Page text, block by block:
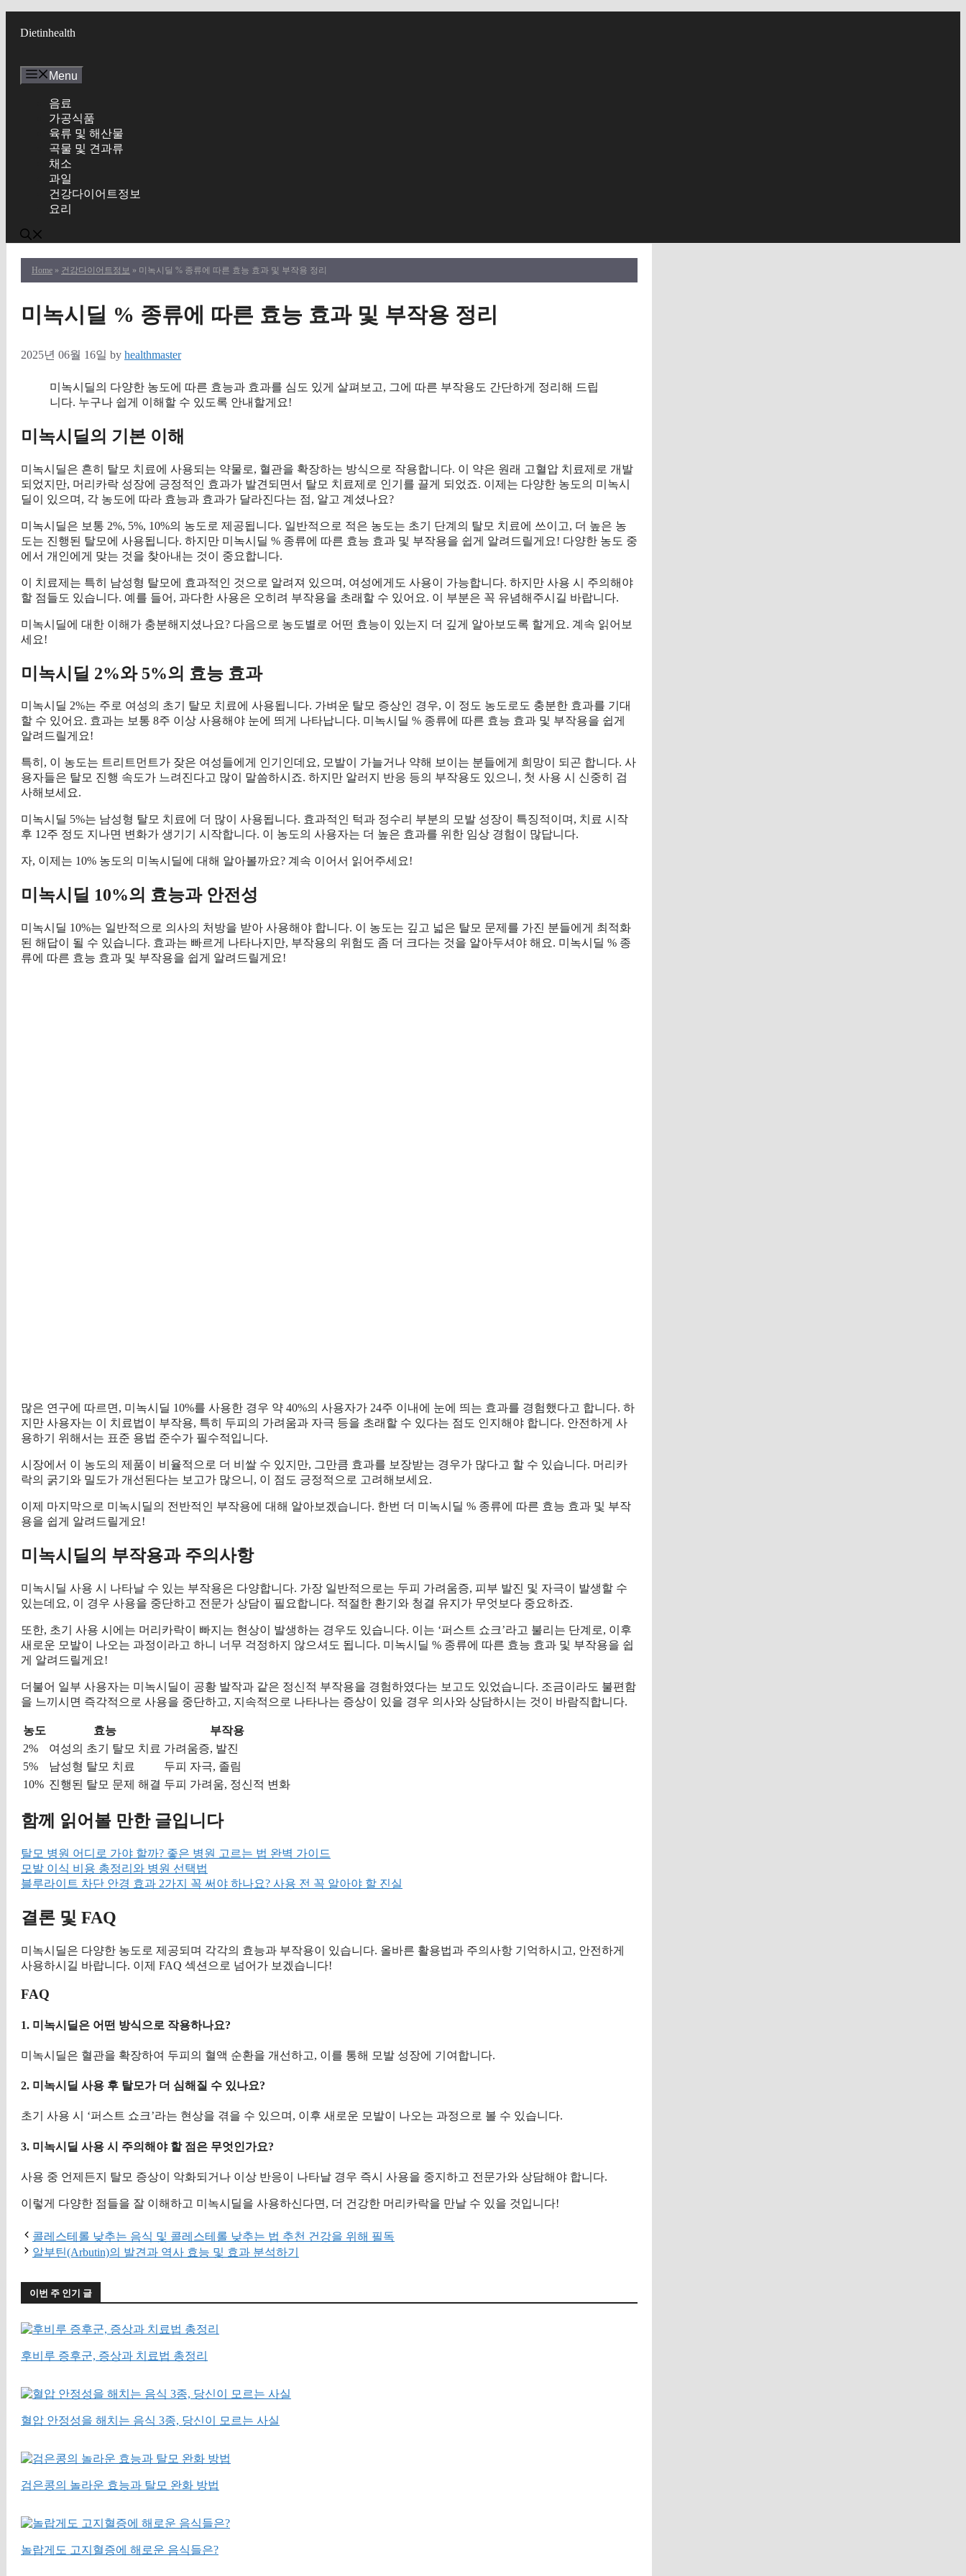
Dietinhealth
Menu
음료
가공식품
육류 및 해산물
곡물 및 견과류
채소
과일
건강다이어트정보
요리
Home » 건강다이어트정보 » 미녹시딜 % 종류에 따른 효능 효과 및 부작용 정리
미녹시딜 % 종류에 따른 효능 효과 및 부작용 정리
2025년 06월 16일 by healthmaster
미녹시딜의 다양한 농도에 따른 효능과 효과를 심도 있게 살펴보고, 그에 따른 부작용도 간단하게 정리해 드립
니다. 누구나 쉽게 이해할 수 있도록 안내할게요!
미녹시딜의 기본 이해
미녹시딜은 흔히 탈모 치료에 사용되는 약물로, 혈관을 확장하는 방식으로 작용합니다. 이 약은 원래 고혈압 치료제로 개발
되었지만, 머리카락 성장에 긍정적인 효과가 발견되면서 탈모 치료제로 인기를 끌게 되었죠. 이제는 다양한 농도의 미녹시
딜이 있으며, 각 농도에 따라 효능과 효과가 달라진다는 점, 알고 계셨나요?
미녹시딜은 보통 2%, 5%, 10%의 농도로 제공됩니다. 일반적으로 적은 농도는 초기 단계의 탈모 치료에 쓰이고, 더 높은 농
도는 진행된 탈모에 사용됩니다. 하지만 미녹시딜 % 종류에 따른 효능 효과 및 부작용을 쉽게 알려드릴게요! 다양한 농도 중
에서 개인에게 맞는 것을 찾아내는 것이 중요합니다.
이 치료제는 특히 남성형 탈모에 효과적인 것으로 알려져 있으며, 여성에게도 사용이 가능합니다. 하지만 사용 시 주의해야
할 점들도 있습니다. 예를 들어, 과다한 사용은 오히려 부작용을 초래할 수 있어요. 이 부분은 꼭 유념해주시길 바랍니다.
미녹시딜에 대한 이해가 충분해지셨나요? 다음으로 농도별로 어떤 효능이 있는지 더 깊게 알아보도록 할게요. 계속 읽어보
세요!
미녹시딜 2%와 5%의 효능 효과
미녹시딜 2%는 주로 여성의 초기 탈모 치료에 사용됩니다. 가벼운 탈모 증상인 경우, 이 정도 농도로도 충분한 효과를 기대
할 수 있어요. 효과는 보통 8주 이상 사용해야 눈에 띄게 나타납니다. 미녹시딜 % 종류에 따른 효능 효과 및 부작용을 쉽게
알려드릴게요!
특히, 이 농도는 트리트먼트가 잦은 여성들에게 인기인데요, 모발이 가늘거나 약해 보이는 분들에게 희망이 되곤 합니다. 사
용자들은 탈모 진행 속도가 느려진다고 많이 말씀하시죠. 하지만 알러지 반응 등의 부작용도 있으니, 첫 사용 시 신중히 검
사해보세요.
미녹시딜 5%는 남성형 탈모 치료에 더 많이 사용됩니다. 효과적인 턱과 정수리 부분의 모발 성장이 특징적이며, 치료 시작
후 12주 정도 지나면 변화가 생기기 시작합니다. 이 농도의 사용자는 더 높은 효과를 위한 임상 경험이 많답니다.
자, 이제는 10% 농도의 미녹시딜에 대해 알아볼까요? 계속 이어서 읽어주세요!
미녹시딜 10%의 효능과 안전성
미녹시딜 10%는 일반적으로 의사의 처방을 받아 사용해야 합니다. 이 농도는 깊고 넓은 탈모 문제를 가진 분들에게 최적화
된 해답이 될 수 있습니다. 효과는 빠르게 나타나지만, 부작용의 위험도 좀 더 크다는 것을 알아두셔야 해요. 미녹시딜 % 종
류에 따른 효능 효과 및 부작용을 쉽게 알려드릴게요!
많은 연구에 따르면, 미녹시딜 10%를 사용한 경우 약 40%의 사용자가 24주 이내에 눈에 띄는 효과를 경험했다고 합니다. 하
지만 사용자는 이 치료법이 부작용, 특히 두피의 가려움과 자극 등을 초래할 수 있다는 점도 인지해야 합니다. 안전하게 사
용하기 위해서는 표준 용법 준수가 필수적입니다.
시장에서 이 농도의 제품이 비율적으로 더 비쌀 수 있지만, 그만큼 효과를 보장받는 경우가 많다고 할 수 있습니다. 머리카
락의 굵기와 밀도가 개선된다는 보고가 많으니, 이 점도 긍정적으로 고려해보세요.
이제 마지막으로 미녹시딜의 전반적인 부작용에 대해 알아보겠습니다. 한번 더 미녹시딜 % 종류에 따른 효능 효과 및 부작
용을 쉽게 알려드릴게요!
미녹시딜의 부작용과 주의사항
미녹시딜 사용 시 나타날 수 있는 부작용은 다양합니다. 가장 일반적으로는 두피 가려움증, 피부 발진 및 자극이 발생할 수
있는데요, 이 경우 사용을 중단하고 전문가 상담이 필요합니다. 적절한 환기와 청결 유지가 무엇보다 중요하죠.
또한, 초기 사용 시에는 머리카락이 빠지는 현상이 발생하는 경우도 있습니다. 이는 ‘퍼스트 쇼크’라고 불리는 단계로, 이후
새로운 모발이 나오는 과정이라고 하니 너무 걱정하지 않으셔도 됩니다. 미녹시딜 % 종류에 따른 효능 효과 및 부작용을 쉽
게 알려드릴게요!
더불어 일부 사용자는 미녹시딜이 공황 발작과 같은 정신적 부작용을 경험하였다는 보고도 있었습니다. 조금이라도 불편함
을 느끼시면 즉각적으로 사용을 중단하고, 지속적으로 나타나는 증상이 있을 경우 의사와 상담하시는 것이 바람직합니다.
농도 효능
부작용
2%
여성의 초기 탈모 치료 가려움증, 발진
5%
남성형 탈모 치료
두피 자극, 졸림
10% 진행된 탈모 문제 해결 두피 가려움, 정신적 변화
함께 읽어볼 만한 글입니다
탈모 병원 어디로 가야 할까? 좋은 병원 고르는 법 완벽 가이드
모발 이식 비용 총정리와 병원 선택법
블루라이트 차단 안경 효과 2가지 꼭 써야 하나요? 사용 전 꼭 알아야 할 진실
결론 및 FAQ
미녹시딜은 다양한 농도로 제공되며 각각의 효능과 부작용이 있습니다. 올바른 활용법과 주의사항 기억하시고, 안전하게
사용하시길 바랍니다. 이제 FAQ 섹션으로 넘어가 보겠습니다!
FAQ
1. 미녹시딜은 어떤 방식으로 작용하나요?
미녹시딜은 혈관을 확장하여 두피의 혈액 순환을 개선하고, 이를 통해 모발 성장에 기여합니다.
2. 미녹시딜 사용 후 탈모가 더 심해질 수 있나요?
초기 사용 시 ‘퍼스트 쇼크’라는 현상을 겪을 수 있으며, 이후 새로운 모발이 나오는 과정으로 볼 수 있습니다.
3. 미녹시딜 사용 시 주의해야 할 점은 무엇인가요?
사용 중 언제든지 탈모 증상이 악화되거나 이상 반응이 나타날 경우 즉시 사용을 중지하고 전문가와 상담해야 합니다.
이렇게 다양한 점들을 잘 이해하고 미녹시딜을 사용하신다면, 더 건강한 머리카락을 만날 수 있을 것입니다!
콜레스테롤 낮추는 음식 및 콜레스테롤 낮추는 법 추천 건강을 위해 필독
알부틴(Arbutin)의 발견과 역사 효능 및 효과 분석하기
이번 주 인기 글
후비루 증후군, 증상과 치료법 총정리
혈압 안정성을 해치는 음식 3종, 당신이 모르는 사실
검은콩의 놀라운 효능과 탈모 완화 방법
놀랍게도 고지혈증에 해로운 음식들은?